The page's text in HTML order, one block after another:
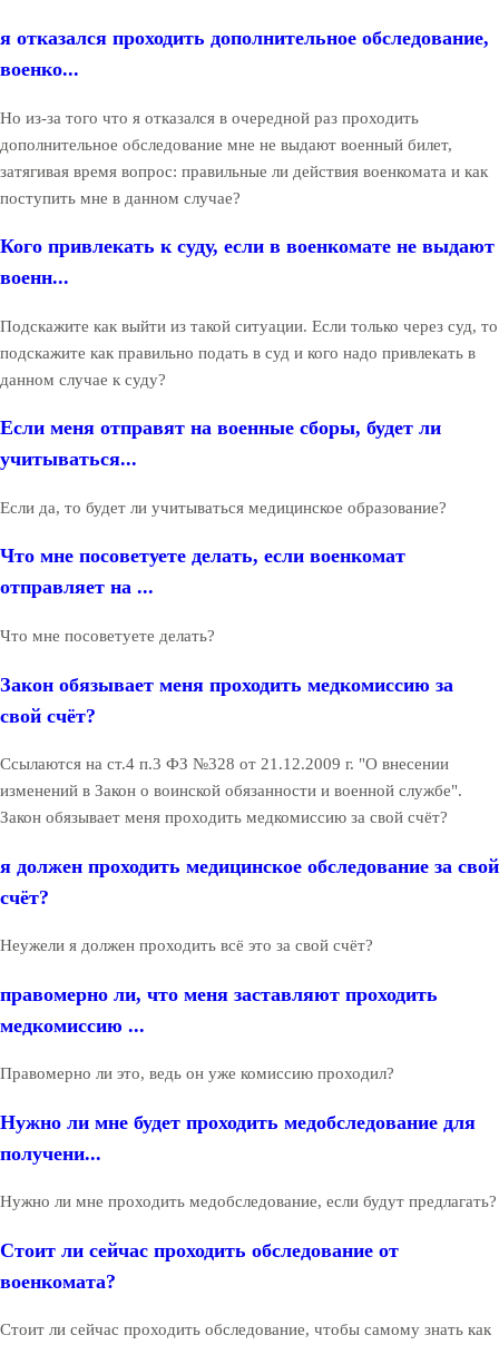
я отказался проходить дополнительное обследование,
военко...
Но из-за того что я отказался в очередной раз проходить
дополнительное обследование мне не выдают военный билет,
затягивая время вопрос: правильные ли действия военкомата и как
поступить мне в данном случае?
Кого привлекать к суду, если в военкомате не выдают
военн...
Подскажите как выйти из такой ситуации. Если только через суд, то
подскажите как правильно подать в суд и кого надо привлекать в
данном случае к суду?
Если меня отправят на военные сборы, будет ли
учитываться...
Если да, то будет ли учитываться медицинское образование?
Что мне посоветуете делать, если военкомат
отправляет на ...
Что мне посоветуете делать?
Закон обязывает меня проходить медкомиссию за
свой счёт?
Ссылаются на ст.4 п.3 ФЗ №328 от 21.12.2009 г. "О внесении
изменений в Закон о воинской обязанности и военной службе".
Закон обязывает меня проходить медкомиссию за свой счёт?
я должен проходить медицинское обследование за свой
счёт?
Неужели я должен проходить всё это за свой счёт?
правомерно ли, что меня заставляют проходить
медкомиссию ...
Правомерно ли это, ведь он уже комиссию проходил?
Нужно ли мне будет проходить медобследование для
получени...
Нужно ли мне проходить медобследование, если будут предлагать?
Стоит ли сейчас проходить обследование от
военкомата?
Стоит ли сейчас проходить обследование, чтобы самому знать как